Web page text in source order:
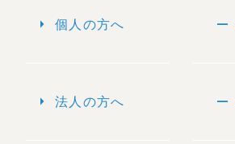
arrow_right 個人の方へ
arrow_right 法人の方へ
remove
remove